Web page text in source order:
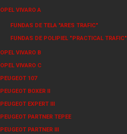
OPEL VIVARO A
FUNDAS DE TELA "ARES TRAFIC"
FUNDAS DE POLIPIEL "PRACTICAL TRAFIC"
OPEL VIVARO B
OPEL VIVARO C
PEUGEOT 107
PEUGEOT BOXER II
PEUGEOT EXPERT III
PEUGEOT PARTNER TEPEE
PEUGEOT PARTNER III